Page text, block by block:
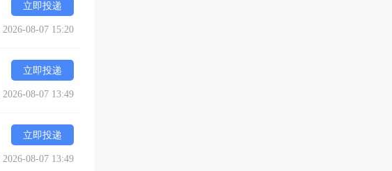
立即投递
08-07 15:20
立即投递
08-07 13:49
立即投递
08-07 13:49